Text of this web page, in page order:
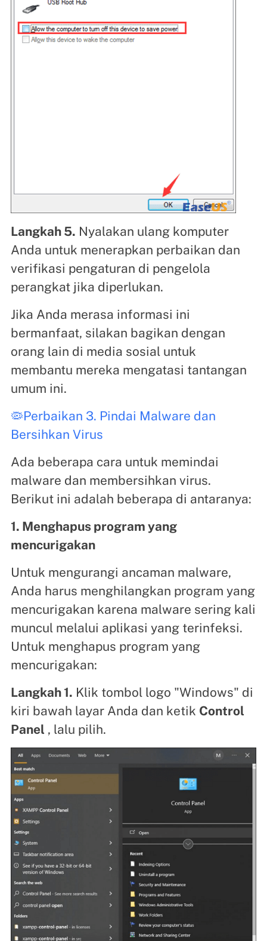
Langkah 5. Nyalakan ulang komputer
Anda untuk menerapkan perbaikan dan
verifikasi pengaturan di pengelola
perangkat jika diperlukan.
Jika Anda merasa informasi ini
bermanfaat, silakan bagikan dengan
orang lain di media sosial untuk
membantu mereka mengatasi tantangan
umum ini.
🦠Perbaikan 3. Pindai Malware dan
Bersihkan Virus
Ada beberapa cara untuk memindai
malware dan membersihkan virus.
Berikut ini adalah beberapa di antaranya:
1. Menghapus program yang
mencurigakan
Untuk mengurangi ancaman malware,
Anda harus menghilangkan program yang
mencurigakan karena malware sering kali
muncul melalui aplikasi yang terinfeksi.
Untuk menghapus program yang
mencurigakan:
Langkah 1. Klik tombol logo "Windows" di
kiri bawah layar Anda dan ketik Control
Panel , lalu pilih.